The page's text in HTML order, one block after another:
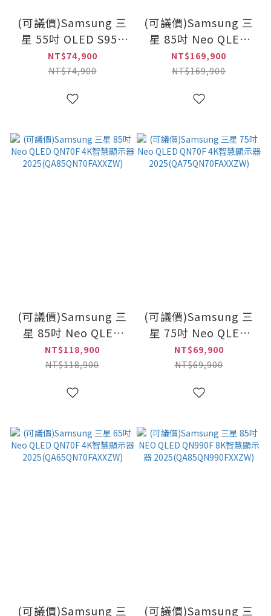
(可議價)Samsung 三
星 55吋 OLED S95F
4K智慧顯示器
2025(QA55S95FAXXZW)
NT$74,900
NT$74,900
(可議價)Samsung 三
星 85吋 Neo QLED
QN85F 4K智慧顯示器
NT$169,900
NT$169,900
(可議價)Samsung 三
星 85吋 Neo QLED
QN70F 4K智慧顯示器
2025(QA85QN70FAXXZW)
NT$118,900
NT$118,900
(可議價)Samsung 三
星 75吋 Neo QLED
QN70F 4K智慧顯示器
NT$69,900
NT$69,900
(可議價)Samsung 三
(可議價)Samsung 三